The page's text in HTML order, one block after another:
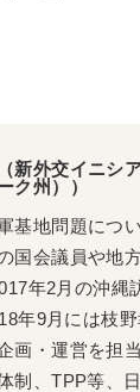
新外交イニシ
ク州））
基地問題につ
国会議員や地
年2月の沖縄
年9月には枝
画・運営を担
制、TPP等、